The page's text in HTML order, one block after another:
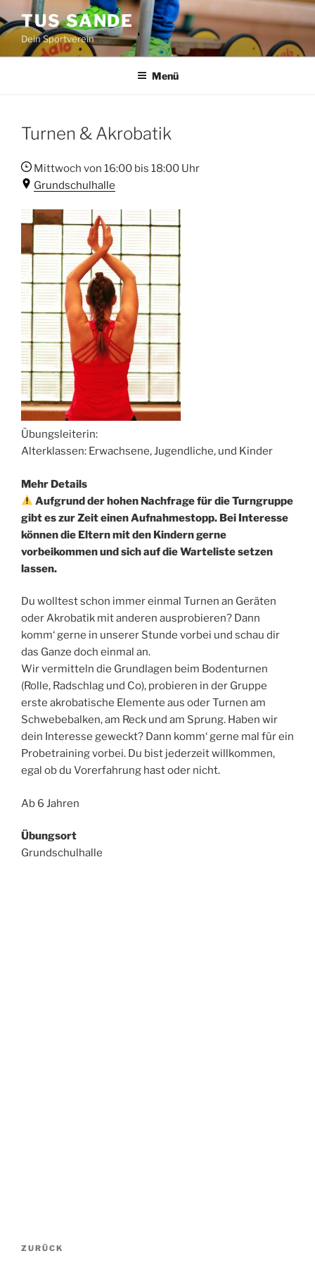
Inhalt
springen
TUS SANDE
Dein Sportverein
Menü
Turnen & Akrobatik
Mittwoch von 16:00 bis 18:00 Uhr
Grundschulhalle
Übungsleiterin:
Alterklassen: Erwachsene, Jugendliche, und Kinder
Mehr Details
Aufgrund der hohen Nachfrage für die Turngruppe
gibt es zur Zeit einen Aufnahmestopp. Bei Interesse
können die Eltern mit den Kindern gerne
vorbeikommen und sich auf die Warteliste setzen
lassen.
Du wolltest schon immer einmal Turnen an Geräten
oder Akrobatik mit anderen ausprobieren? Dann
komm‘ gerne in unserer Stunde vorbei und schau dir
das Ganze doch einmal an.
Wir vermitteln die Grundlagen beim Bodenturnen
(Rolle, Radschlag und Co), probieren in der Gruppe
erste akrobatische Elemente aus oder Turnen am
Schwebebalken, am Reck und am Sprung. Haben wir
dein Interesse geweckt? Dann komm‘ gerne mal für ein
Probetraining vorbei. Du bist jederzeit willkommen,
egal ob du Vorerfahrung hast oder nicht.
Ab 6 Jahren
Übungsort
Grundschulhalle
Beitragsnavigation
Vorheriger
ZURÜCK